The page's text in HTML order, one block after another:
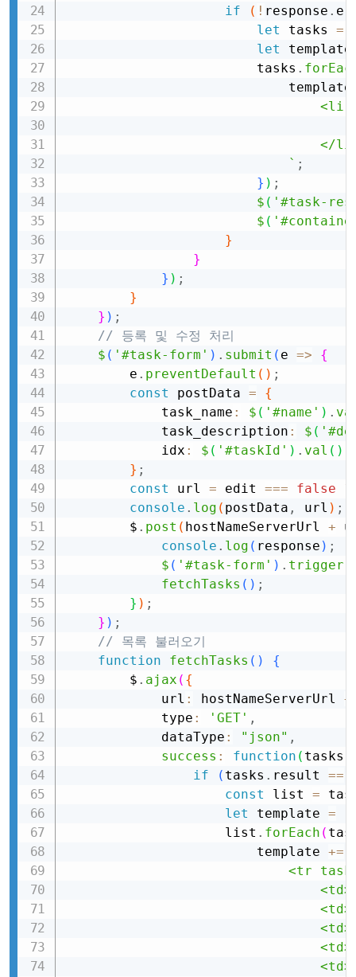
if
( ! response .
let tasks =
let
                        tasks
.
<li
</
` ;
} ) ;
$ ( '#task-
$ (
}
}
} ) ;
}
} ) ;
// 등록 및 수정 처리
$ ( '#task-form' ) . submit ( e =>
{
        e
. preventDefault ( ) ;
const postData =
{
            task_name
: $ ( '#name' ) .
            task_description
: $ (
            idx
: $ ( '#taskId' ) . val ( )
} ;
const url = edit === false
console . log ( postData , url ) ;
        $
. post ( hostNameServerUrl +
console . log ( response ) ;
$ ( '#task-form' ) . trigger
fetchTasks ( ) ;
} ) ;
} ) ;
// 목록 불러오기
function
fetchTasks ( )
{
        $
. ajax ( {
            url
: hostNameServerUrl +
            type
: 'GET' ,
            dataType
: "json" ,
success : function ( tasks
if
( tasks . result ==
const list =
let template =
                    list
. forEach (
                        template
+=
<tr
                                <td>
                                <td>
                                <td>
                                <td>